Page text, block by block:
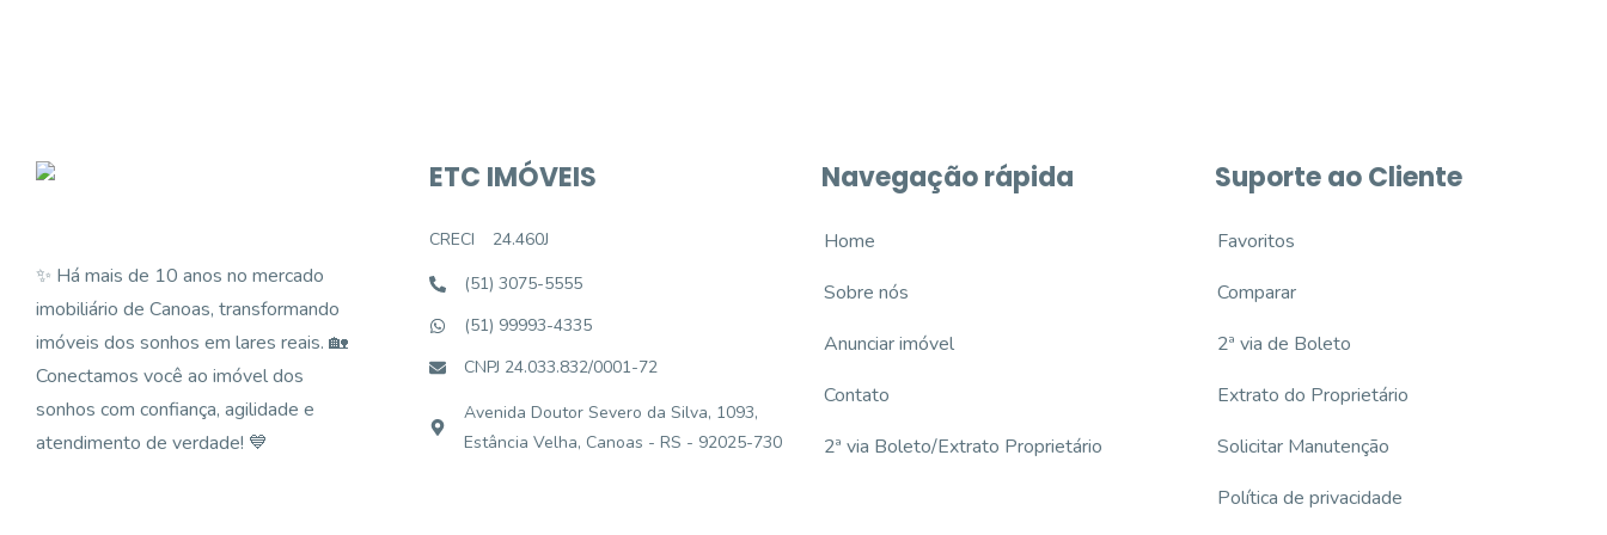
✨ Há mais de 10 anos no mercado
imobiliário de Canoas, transformando
imóveis dos sonhos em lares reais. 🏡
Conectamos você ao imóvel dos
sonhos com confiança, agilidade e
atendimento de verdade! 💙
ETC IMÓVEIS
CRECI
24.460J
(51) 3075-5555
(51) 99993-4335
CNPJ 24.033.832/0001-72
Avenida Doutor Severo da Silva, 1093,
Estância Velha, Canoas - RS - 92025-730
Navegação rápida
Home
Sobre nós
Anunciar imóvel
Contato
2ª via Boleto/Extrato Proprietário
Suporte ao Cliente
Favoritos
Comparar
2ª via de Boleto
Extrato do Proprietário
Solicitar Manutenção
Política de privacidade